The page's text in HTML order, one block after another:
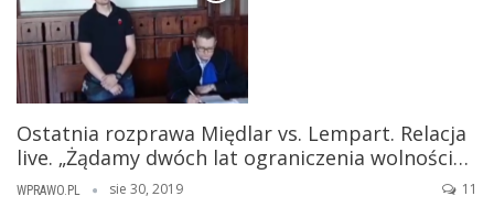
Ostatnia rozprawa Międlar vs. Lempart. Relacja
live. „Żądamy dwóch lat ograniczenia wolności…
WPRAWO.PL sie 30, 2019 11